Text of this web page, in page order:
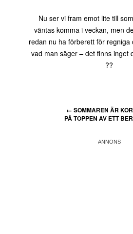
Nu ser vi fram emot lite till
väntas komma i veckan, men
redan nu ha förberett för regniga
vad man säger – det finns inget
??
← SOMMAREN ÄR
PÅ TOPPEN AV ETT